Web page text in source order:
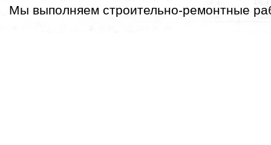
Мы выполняем строительно-ремонтные